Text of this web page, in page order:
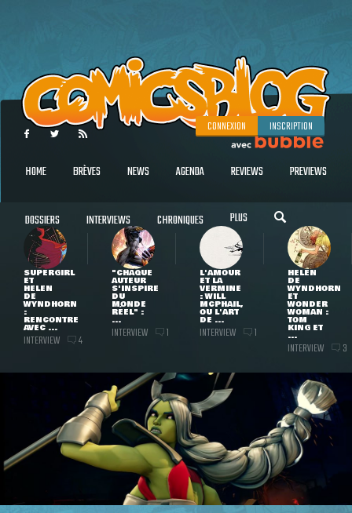
CONNEXION INSCRIPTION
HOME BRÈVES NEWS AGENDA REVIEWS PREVIEWS
DOSSIERS INTERVIEWS CHRONIQUES PLUS
SUPERGIRL
ET
HELEN
DE
WYNDHORN
:
RENCONTRE
AVEC ...
INTERVIEW 4
"CHAQUE
AUTEUR
S'INSPIRE
DU
MONDE
RÉEL" :
...
INTERVIEW 1
L'AMOUR
ET LA
VERMINE
: WILL
MCPHAIL,
OU L'ART
DE ...
INTERVIEW 1
HELEN
DE
WYNDHORN
ET
WONDER
WOMAN :
TOM
KING ET
...
INTERVIEW 3